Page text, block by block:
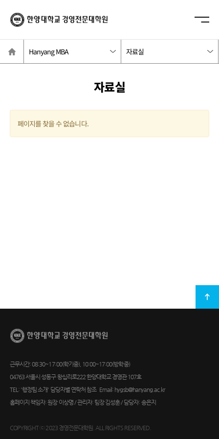
경영전문대학원
사이
닫기
홈
Hanyang MBA 자료실
자료실
페이지를 찾을 수 없습니다.
최상단
이동
근무시간: 08:30~17:00(학기중), 10:00~17:00(방학중)
04763 서울시 성동구 왕십리로222 한양대학교 경영관 107호
TEL: '행정팀 소개' 담당자별 연락처 참조 Email: hygsb@hanyang.ac.kr
홈페이지 책임자: 원장 이상명 / 관리자: 팀장 김성훈 / 담당자: 송은지
COPYRIGHT ⓒ 2023 경영전문대학원. ALL RIGHTS RESERVED.